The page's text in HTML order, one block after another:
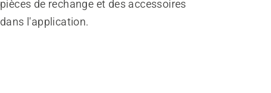
pièces de rechange et des accessoires
dans l'application.